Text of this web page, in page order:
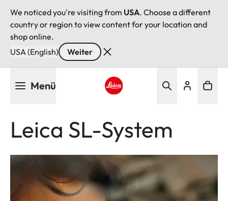
We noticed you're visiting from USA. Choose a different
country or region to view content for your location and
shop online.
USA (English)
Weiter
Menü
Leica SL-System